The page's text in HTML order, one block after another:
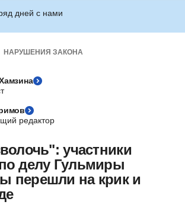
дней с нами
НАРУШЕНИЯ ЗАКОНА
редактор
участники
делу Гульмиры
перешли на крик и